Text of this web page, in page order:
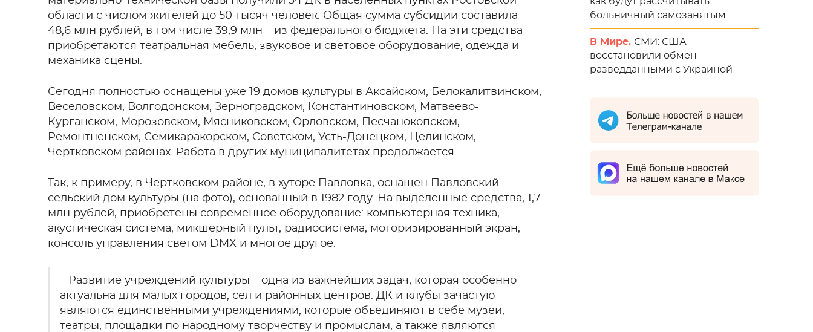
области с числом жителей до 50 тысяч человек. Общая сумма субсидии составила
48,6 млн рублей, в том числе 39,9 млн – из федерального бюджета. На эти средства
приобретаются театральная мебель, звуковое и световое оборудование, одежда и
механика сцены.
Сегодня полностью оснащены уже 19 домов культуры в Аксайском, Белокалитвинском,
Веселовском, Волгодонском, Зерноградском, Константиновском, Матвеево-
Курганском, Морозовском, Мясниковском, Орловском, Песчанокопском,
Ремонтненском, Семикаракорском, Советском, Усть-Донецком, Целинском,
Чертковском районах. Работа в других муниципалитетах продолжается.
Так, к примеру, в Чертковском районе, в хуторе Павловка, оснащен Павловский
сельский дом культуры (на фото), основанный в 1982 году. На выделенные средства, 1,7
млн рублей, приобретены современное оборудование: компьютерная техника,
акустическая система, микшерный пульт, радиосистема, моторизированный экран,
консоль управления светом DMX и многое другое.
– Развитие учреждений культуры – одна из важнейших задач, которая особенно
актуальна для малых городов, сел и районных центров. ДК и клубы зачастую
являются единственными учреждениями, которые объединяют в себе музеи,
театры, площадки по народному творчеству и промыслам, а также являются
больничный самозанятым
В Мире. СМИ: США
восстановили обмен
разведданными с Украиной